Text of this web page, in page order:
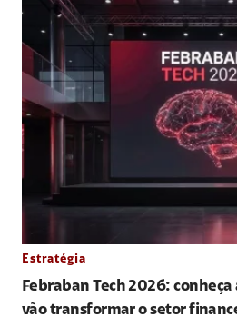
Estratégia
Febraban Tech 2026:
vão transformar o setor